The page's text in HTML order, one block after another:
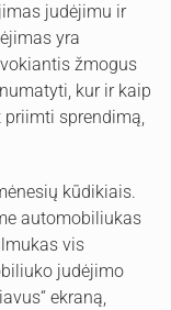
judėjimu ir
yra
žmogus
kur ir kaip
priimti sprendimą,
kūdikiais.
automobiliukas
vis
judėjimo
ekraną,